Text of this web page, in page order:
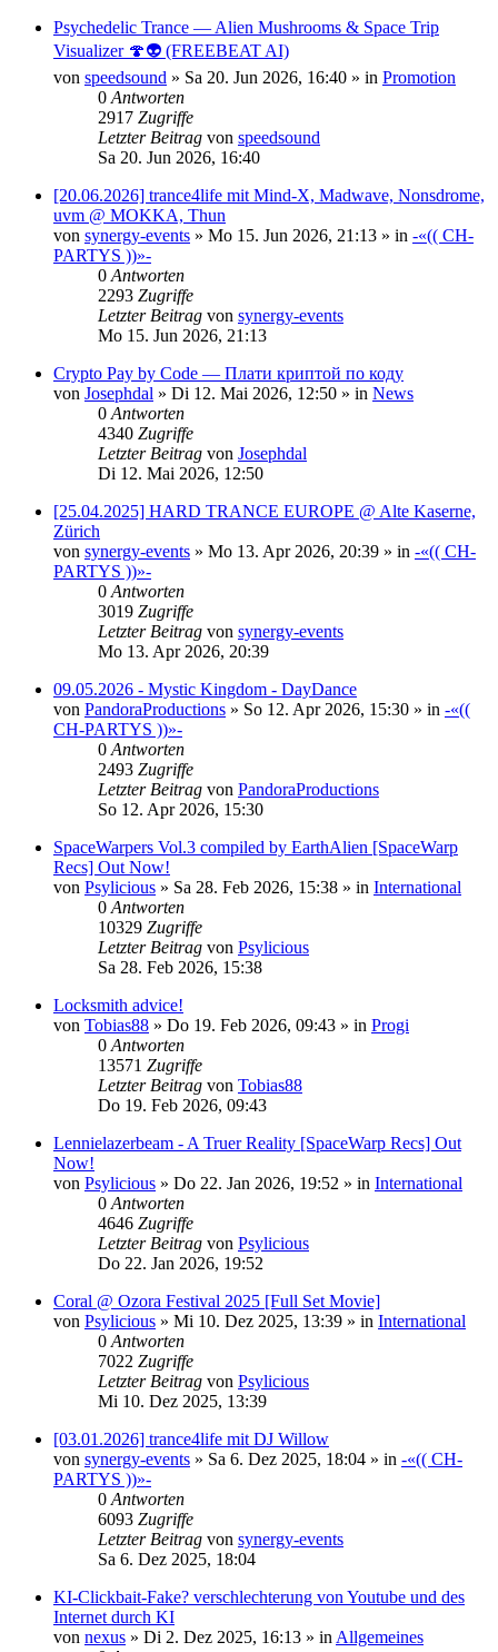
Psychedelic Trance — Alien Mushrooms & Space Trip
Visualizer 🍄👽 (FREEBEAT AI)
von speedsound » Sa 20. Jun 2026, 16:40 » in Promotion
0 Antworten
2917 Zugriffe
Letzter Beitrag von speedsound
Sa 20. Jun 2026, 16:40
[20.06.2026] trance4life mit Mind-X, Madwave, Nonsdrome,
uvm @ MOKKA, Thun
von synergy-events » Mo 15. Jun 2026, 21:13 » in -«(( CH-
PARTYS ))»-
0 Antworten
2293 Zugriffe
Letzter Beitrag von synergy-events
Mo 15. Jun 2026, 21:13
Crypto Pay by Code — Плати криптой по коду
von Josephdal » Di 12. Mai 2026, 12:50 » in News
0 Antworten
4340 Zugriffe
Letzter Beitrag von Josephdal
Di 12. Mai 2026, 12:50
[25.04.2025] HARD TRANCE EUROPE @ Alte Kaserne,
Zürich
von synergy-events » Mo 13. Apr 2026, 20:39 » in -«(( CH-
PARTYS ))»-
0 Antworten
3019 Zugriffe
Letzter Beitrag von synergy-events
Mo 13. Apr 2026, 20:39
09.05.2026 - Mystic Kingdom - DayDance
von PandoraProductions » So 12. Apr 2026, 15:30 » in -«((
CH-PARTYS ))»-
0 Antworten
2493 Zugriffe
Letzter Beitrag von PandoraProductions
So 12. Apr 2026, 15:30
SpaceWarpers Vol.3 compiled by EarthAlien [SpaceWarp
Recs] Out Now!
von Psylicious » Sa 28. Feb 2026, 15:38 » in International
0 Antworten
10329 Zugriffe
Letzter Beitrag von Psylicious
Sa 28. Feb 2026, 15:38
Locksmith advice!
von Tobias88 » Do 19. Feb 2026, 09:43 » in Progi
0 Antworten
13571 Zugriffe
Letzter Beitrag von Tobias88
Do 19. Feb 2026, 09:43
Lennielazerbeam - A Truer Reality [SpaceWarp Recs] Out
Now!
von Psylicious » Do 22. Jan 2026, 19:52 » in International
0 Antworten
4646 Zugriffe
Letzter Beitrag von Psylicious
Do 22. Jan 2026, 19:52
Coral @ Ozora Festival 2025 [Full Set Movie]
von Psylicious » Mi 10. Dez 2025, 13:39 » in International
0 Antworten
7022 Zugriffe
Letzter Beitrag von Psylicious
Mi 10. Dez 2025, 13:39
[03.01.2026] trance4life mit DJ Willow
von synergy-events » Sa 6. Dez 2025, 18:04 » in -«(( CH-
PARTYS ))»-
0 Antworten
6093 Zugriffe
Letzter Beitrag von synergy-events
Sa 6. Dez 2025, 18:04
KI-Clickbait-Fake? verschlechterung von Youtube und des
Internet durch KI
von nexus » Di 2. Dez 2025, 16:13 » in Allgemeines